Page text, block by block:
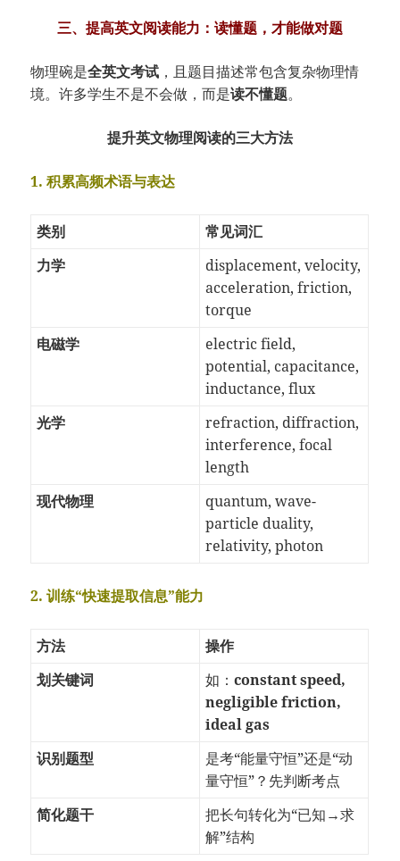
三、提高英文阅读能力：读懂题，才能做对题
物理碗是全英文考试 ，且题目描述常包含复杂物理情
境。许多学生不是不会做，而是读不懂题。
提升英文物理阅读的三大方法
1. 积累高频术语与表达
类别
常见词汇
力学
displacement, velocity,
acceleration, friction,
torque
电磁学
electric field,
potential, capacitance,
inductance, flux
光学
refraction, diffraction,
interference, focal
length
现代物理
quantum, wave-
particle duality,
relativity, photon
2. 训练“快速提取信息”能力
方法
操作
划关键词
如：constant speed,
negligible friction,
ideal gas
识别题型
是考“能量守恒”还是“动
量守恒”？先判断考点
简化题干
把长句转化为“已知→求
解”结构